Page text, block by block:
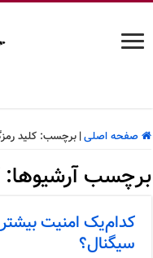
صفحه اصلی| برچسب:کلید
برچسب آرشیوها:
کدام‌یک امنیت
سیگنال؟